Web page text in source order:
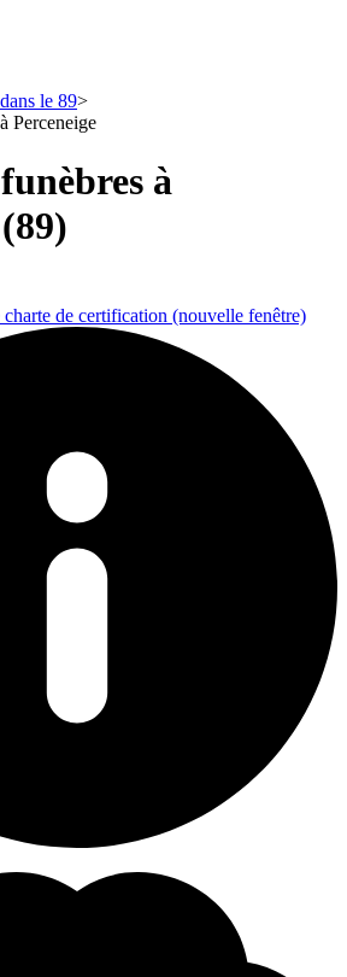
le 89
Perceneige
à
de certification (nouvelle fenêtre)